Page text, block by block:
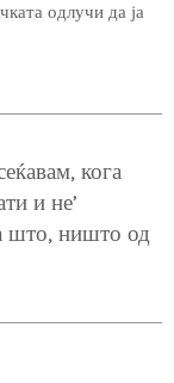
одлучи да ја
кога
и не’
што, ништо од